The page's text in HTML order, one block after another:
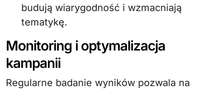
budują wiarygodność i wzmacniają
tematykę.
Monitoring i optymalizacja
kampanii
Regularne badanie wyników pozwala na